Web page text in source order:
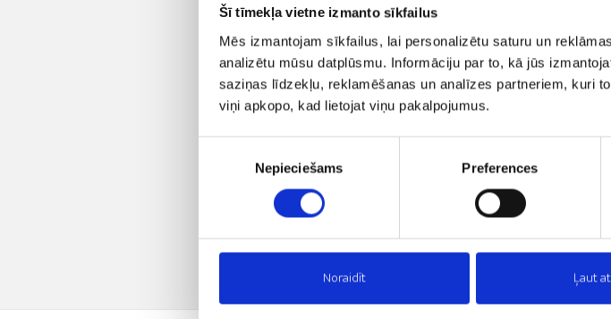
Šī tīmekļa vietne izmanto sīkfailus
Mēs izmantojam sīkfailus, lai personalizētu saturu un
analizētu mūsu datplūsmu. Informāciju par to, kā jūs
saziņas līdzekļu, reklamēšanas un analīzes partneriem, kuri
viņi apkopo, kad lietojat viņu pakalpojumus.
Nepieciešams Preferences
Noraidīt Ļaut
Labas amortizējošās īpašības;
Izturīgs pret triecieniem un
Augsta slodzes noturība;
Zema ūdens uzsūce;
Izturīgs pret mikroorganismu
Augstvērtīgi siltumtehniskie rādītāji;
Plašs izmēru un formu klāsts.